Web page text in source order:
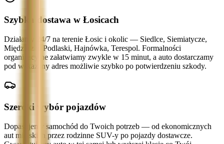
Szybka dostawa w Łosicach
Działamy 24/7 na terenie Łosic i okolic — Siedlce, Siemiatycze,
Międzyrzec Podlaski, Hajnówka, Terespol. Formalności
organizacyjne załatwiamy zwykle w 15 minut, a auto dostarczamy
pod wskazany adres możliwie szybko po potwierdzeniu szkody.
Szeroki wybór pojazdów
Dopasujemy samochód do Twoich potrzeb — od ekonomicznych
aut miejskich przez rodzinne SUV-y po pojazdy dostawcze.